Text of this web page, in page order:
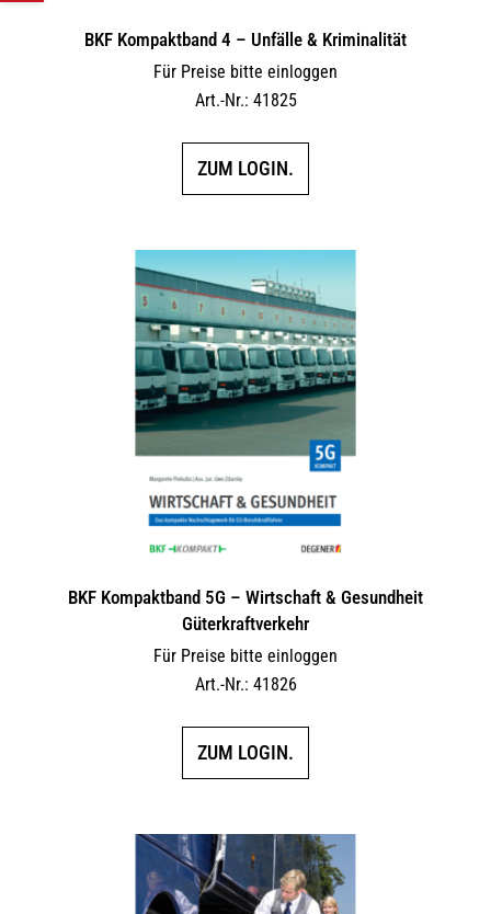
BKF Kompaktband 4 – Unfälle & Kriminalität
Für Preise bitte einloggen
Art.-Nr.: 41825
ZUM LOGIN.
BKF Kompaktband 5G – Wirtschaft & Gesundheit
Güterkraftverkehr
Für Preise bitte einloggen
Art.-Nr.: 41826
ZUM LOGIN.